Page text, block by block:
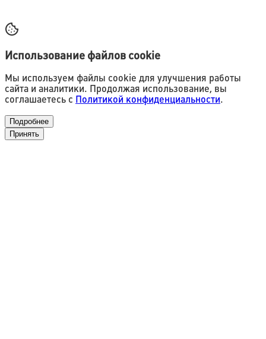
Использование файлов cookie
Мы используем файлы cookie для улучшения работы
сайта и аналитики. Продолжая использование, вы
соглашаетесь с
Политикой конфиденциальности .
Подробнее
Принять